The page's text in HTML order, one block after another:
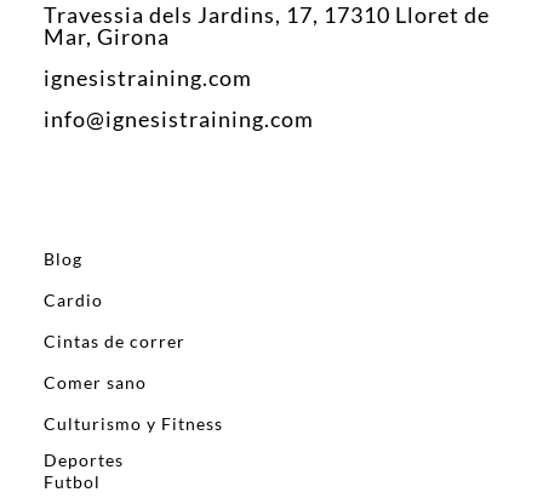
Travessia dels Jardins, 17, 17310 Lloret de
Mar, Girona
ignesistraining.com
info@ignesistraining.com
Blog
Cardio
Cintas de correr
Comer sano
Culturismo y Fitness
Deportes
Futbol